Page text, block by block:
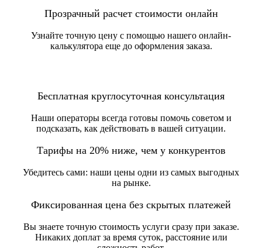
Прозрачный расчет стоимости онлайн
Узнайте точную цену с помощью нашего онлайн-
калькулятора еще до оформления заказа.
Бесплатная круглосуточная консультация
Наши операторы всегда готовы помочь советом и
подсказать, как действовать в вашей ситуации.
Тарифы на 20% ниже, чем у конкурентов
Убедитесь сами: наши цены одни из самых выгодных
на рынке.
Фиксированная цена без скрытых платежей
Вы знаете точную стоимость услуги сразу при заказе.
Никаких доплат за время суток, расстояние или